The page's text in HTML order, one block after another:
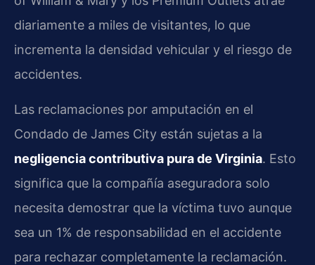
diariamente a miles de visitantes, lo que
incrementa la densidad vehicular y el riesgo de
accidentes.
Las reclamaciones por amputación en el
Condado de James City están sujetas a la
negligencia contributiva pura de Virginia. Esto
significa que la compañía aseguradora solo
necesita demostrar que la víctima tuvo aunque
sea un 1% de responsabilidad en el accidente
para rechazar completamente la reclamación.